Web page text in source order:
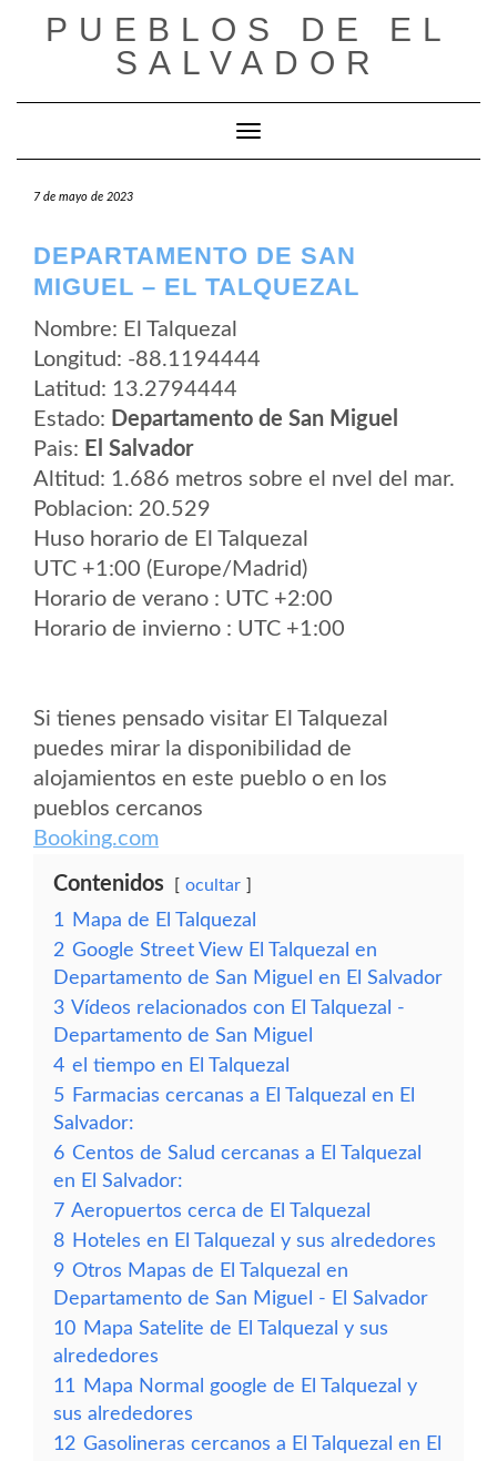
PUEBLOS DE EL
SALVADOR
Cambiar modo de navegación
7 de mayo de 2023
DEPARTAMENTO DE SAN
MIGUEL – EL TALQUEZAL
Nombre: El Talquezal
Longitud: -88.1194444
Latitud: 13.2794444
Estado: Departamento de San Miguel
Pais: El Salvador
Altitud: 1.686 metros sobre el nvel del mar.
Poblacion: 20.529
Huso horario de El Talquezal
UTC +1:00 (Europe/Madrid)
Horario de verano : UTC +2:00
Horario de invierno : UTC +1:00
Si tienes pensado visitar El Talquezal
puedes mirar la disponibilidad de
alojamientos en este pueblo o en los
pueblos cercanos
Booking.com
Contenidos ocultar
1
Mapa de El Talquezal
2 Google Street View El Talquezal en
Departamento de San Miguel en El Salvador
3 Vídeos relacionados con El Talquezal -
Departamento de San Miguel
4 el tiempo en El Talquezal
5 Farmacias cercanas a El Talquezal en El
Salvador:
6 Centos de Salud cercanas a El Talquezal
en El Salvador:
7 Aeropuertos cerca de El Talquezal
8 Hoteles en El Talquezal y sus alrededores
9 Otros Mapas de El Talquezal en
Departamento de San Miguel - El Salvador
10 Mapa Satelite de El Talquezal y sus
alrededores
11
Mapa Normal google de El Talquezal y
sus alrededores
12 Gasolineras cercanos a El Talquezal en El